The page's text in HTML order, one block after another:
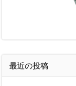
最近の投稿